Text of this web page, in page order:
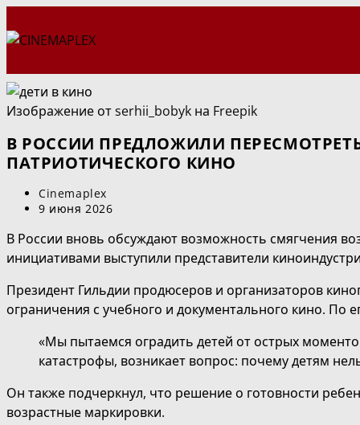
к
Изображение от serhii_bobyk на Freepik
В РОССИИ ПРЕДЛОЖИЛИ
ПАТРИОТИЧЕСКОГО КИНО
Автор
записи:
Cinemaplex
Запись
9 июня 2026
В России вновь обсуждают возможность смягчения
инициативами выступили представители
Президент Гильдии продюсеров и организаторов
ограничения с учебного и документального кино.
«Мы пытаемся оградить детей от острых
катастрофы, возникает вопрос: почему детям
Он также подчеркнул, что решение о готовности
возрастные маркировки.